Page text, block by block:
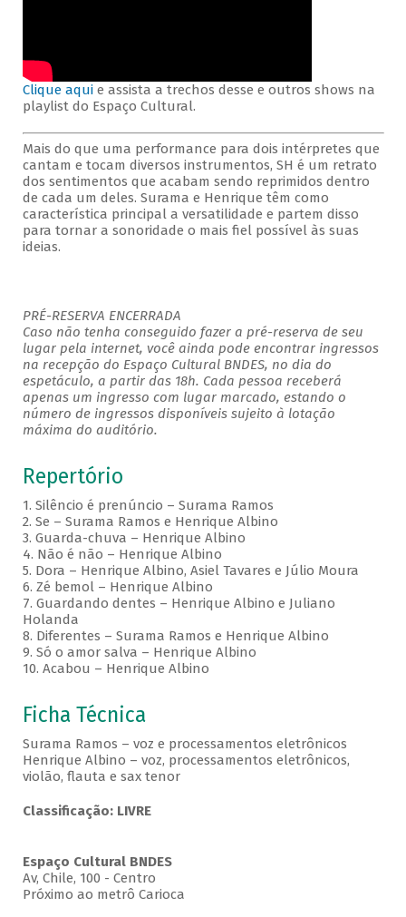
Clique aquie assista a trechos desse e outros shows na
playlist do Espaço Cultural.
Mais do que uma performance para dois intérpretes que
cantam e tocam diversos instrumentos, SH é um retrato
dos sentimentos que acabam sendo reprimidos dentro
de cada um deles. Surama e Henrique têm como
característica principal a versatilidade e partem disso
para tornar a sonoridade o mais fiel possível às suas
ideias.
PRÉ-RESERVA ENCERRADA
Caso não tenha conseguido fazer a pré-reserva de seu
lugar pela internet, você ainda pode encontrar ingressos
na recepção do Espaço Cultural BNDES, no dia do
espetáculo, a partir das 18h. Cada pessoa receberá
apenas um ingresso com lugar marcado, estando o
número de ingressos disponíveis sujeito à lotação
máxima do auditório.
Repertório
1. Silêncio é prenúncio – Surama Ramos
2. Se – Surama Ramos e Henrique Albino
3. Guarda-chuva – Henrique Albino
4. Não é não – Henrique Albino
5. Dora – Henrique Albino, Asiel Tavares e Júlio Moura
6. Zé bemol – Henrique Albino
7. Guardando dentes – Henrique Albino e Juliano
Holanda
8. Diferentes – Surama Ramos e Henrique Albino
9. Só o amor salva – Henrique Albino
10. Acabou – Henrique Albino
Ficha Técnica
Surama Ramos – voz e processamentos eletrônicos
Henrique Albino – voz, processamentos eletrônicos,
violão, flauta e sax tenor
Classificação: LIVRE
Espaço Cultural BNDES
Av, Chile, 100 - Centro
Próximo ao metrô Carioca